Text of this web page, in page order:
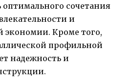
оптимального сочетания
и
экономии. Кроме того,
профильной
надежность и